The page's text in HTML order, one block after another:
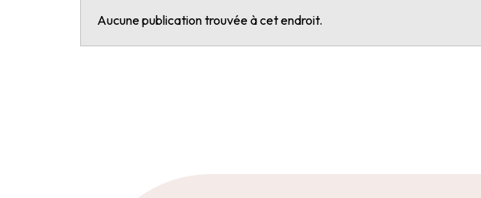
Aucune publication trouvée à cet endroit.